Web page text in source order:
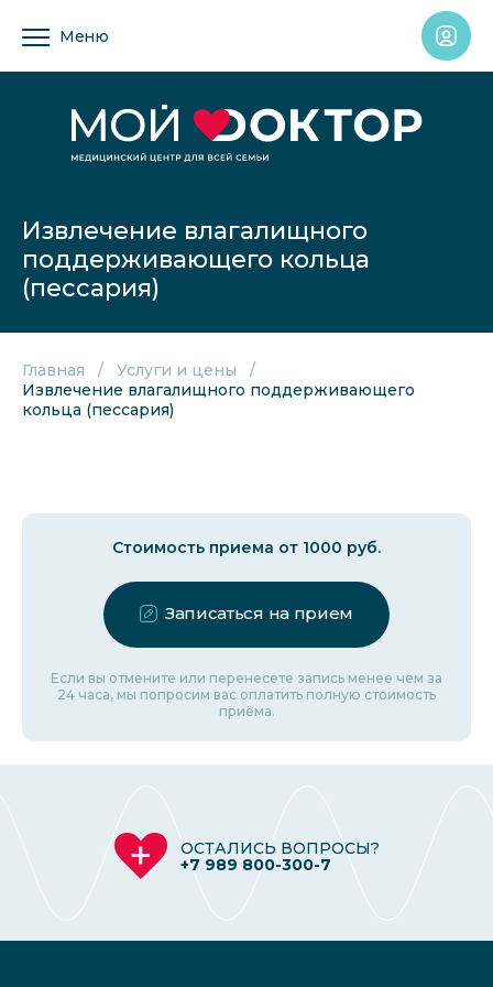
Меню
Извлечение влагалищного
поддерживающего кольца
(пессария)
Главная
Услуги и цены
Извлечение влагалищного поддерживающего
кольца (пессария)
Стоимость приема от 1000 руб.
Записаться на прием
Если вы отмените или перенесете запись менее чем за
24 часа, мы попросим вас оплатить полную стоимость
приёма.
ОСТАЛИСЬ ВОПРОСЫ?
+7 989 800-300-7